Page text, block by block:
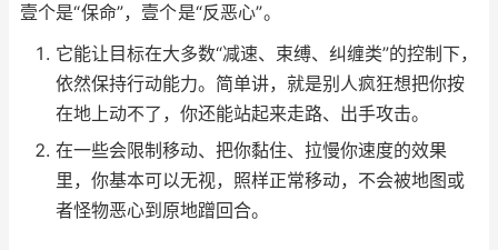
壹个是“保命”，壹个是“反恶心”。
它能让目标在大多数“减速、束缚、纠缠类”的控制下，
依然保持行动能力。简单讲，就是别人疯狂想把你按
在地上动不了，你还能站起来走路、出手攻击。
在一些会限制移动、把你黏住、拉慢你速度的效果
里，你基本可以无视，照样正常移动，不会被地图或
者怪物恶心到原地蹭回合。